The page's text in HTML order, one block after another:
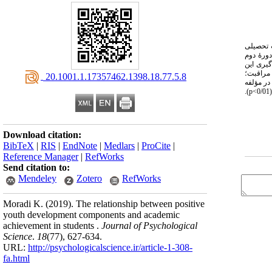
‎ 20.1001.1.17357462.1398.18.77.5.8
Download citation:
BibTeX | RIS | EndNote | Medlars | ProCite |
Reference Manager| RefWorks
Send citation to:
Mendeley
Zotero RefWorks
Moradi K. (2019). The relationship between positive
youth development components and academic
achievement in students . Journal of Psychological
Science. 18(77), 627-634.
URL: http://psychologicalscience.ir/article-1-308-
fa.html
تحصیلی
دوم
­گیری این
مؤلفه
p<
).